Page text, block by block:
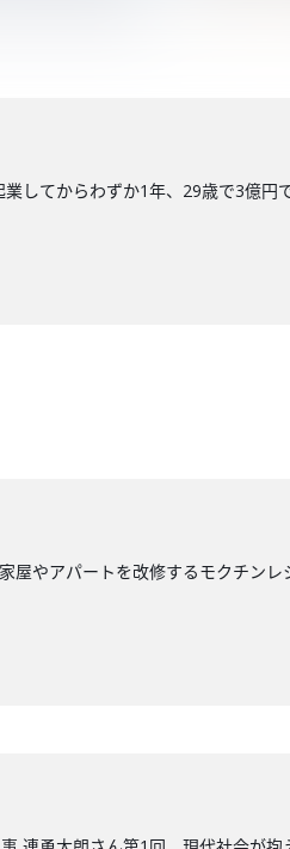
してからわずか1年、29歳で3億円
屋やアパートを改修するモクチンレ